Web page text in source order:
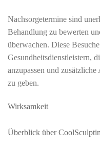
Nachsorgetermine sind
Behandlung zu bewerten
überwachen. Diese
Gesundheitsdienstleistern,
anzupassen und
zu geben.
Wirksamkeit
Überblick über